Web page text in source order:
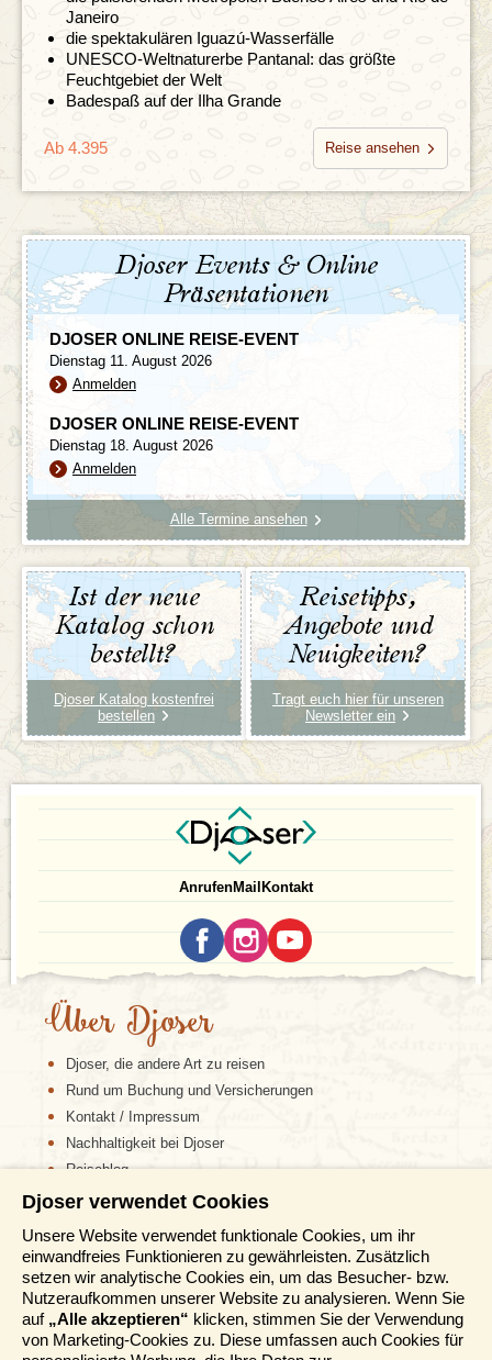
Janeiro
die spektakulären Iguazú-Wasserfälle
UNESCO-Weltnaturerbe Pantanal: das größte
Feuchtgebiet der Welt
Badespaß auf der Ilha Grande
Ab 4.395 Reise ansehen
Djoser Events & Online
Präsentationen
DJOSER ONLINE REISE-EVENT
Dienstag 11. August 2026
Anmelden
DJOSER ONLINE REISE-EVENT
Dienstag 18. August 2026
Anmelden
Alle Termine ansehen
Ist der neue
Katalog schon
bestellt?
Djoser Katalog kostenfrei
bestellen
Reisetipps,
Angebote und
Neuigkeiten?
Tragt euch hier für unseren
Newsletter ein
AnrufenMail Kontakt
Über Djoser
Djoser, die andere Art zu reisen
Rund um Buchung und Versicherungen
Kontakt / Impressum
Nachhaltigkeit bei Djoser
Reiseblog
Informationen
Reisemessen
Häufig gestellte Fragen
AGB
Formblatt
Djoser verwendet Cookies
Unsere Website verwendet funktionale Cookies, um ihr
einwandfreies Funktionieren zu gewährleisten. Zusätzlich
setzen wir analytische Cookies ein, um das Besucher- bzw.
Nutzeraufkommen unserer Website zu analysieren. Wenn Sie
auf „Alle akzeptieren“ klicken, stimmen Sie der Verwendung
von Marketing-Cookies zu. Diese umfassen auch Cookies für